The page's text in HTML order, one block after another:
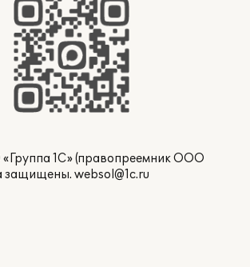
1С» (правопреемник ООО
защищены. websol@1c.ru